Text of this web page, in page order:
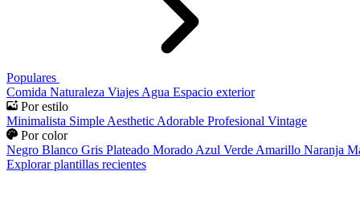
Populares
Comida Naturaleza Viajes Agua Espacio exterior
Por estilo
Minimalista Simple Aesthetic Adorable Profesional Vintage
Por color
Negro Blanco Gris Plateado Morado Azul Verde Amarillo Naranja
Explorar plantillas recientes